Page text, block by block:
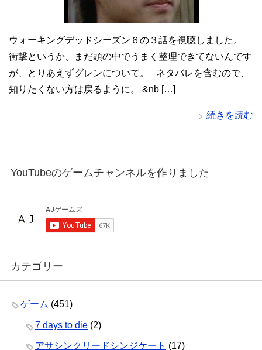
ウォーキングデッドシーズン６の３話を視聴しました。
衝撃というか、まだ頭の中でうまく整理できてないんです
が、とりあえずグレンについて。 ネタバレを含むので、
知りたくない方は戻るように。 &nb […]
続きを読む
YouTubeのゲームチャンネルを作りました
カテゴリー
ゲーム (451)
7 days to die (2)
アサシンクリードシンジケート (17)